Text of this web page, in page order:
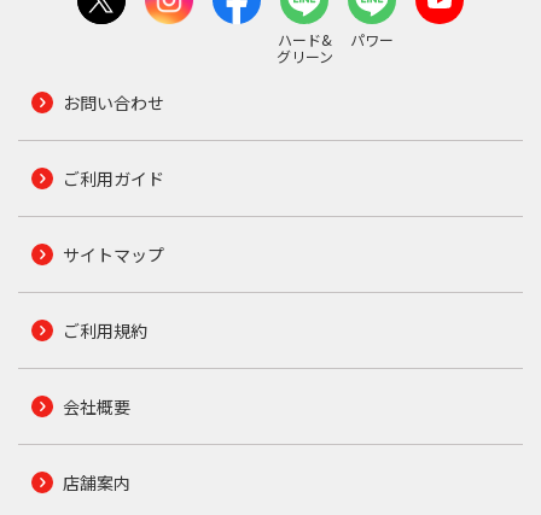
ハード&
グリーン
パワー
お問い合わせ
ご利用ガイド
サイトマップ
ご利用規約
会社概要
店舗案内